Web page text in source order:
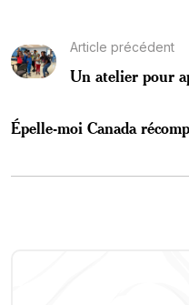
Article précédent
Un atelier pour
Épelle-moi Canada